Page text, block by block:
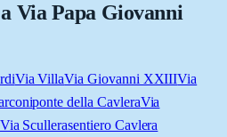
Via Papa Giovanni
Via VillaVia Giovanni XXIIIVia
ponte della CavleraVia
Via Scullerasentiero Cavlera